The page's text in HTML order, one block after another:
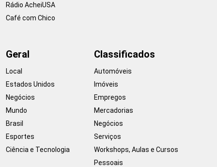
Rádio AcheiUSA
Café com Chico
Geral
Local
Estados Unidos
Negócios
Mundo
Brasil
Esportes
Ciência e Tecnologia
Classificados
Automóveis
Imóveis
Empregos
Mercadorias
Negócios
Serviços
Workshops, Aulas e Cursos
Pessoais